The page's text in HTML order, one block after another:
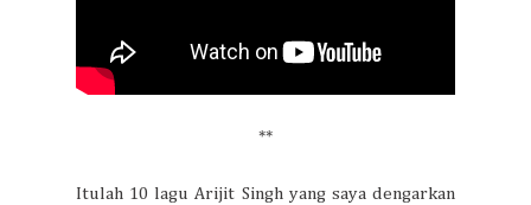
**
Itulah 10 lagu Arijit Singh yang saya dengarkan